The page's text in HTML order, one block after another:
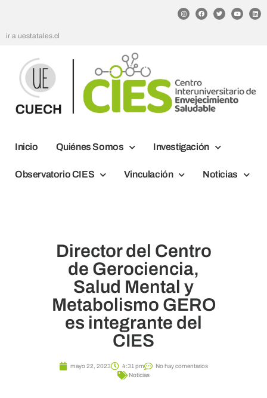
ir a uestatales.cl
Inicio Quiénes Somos Investigación
Observatorio CIES Vinculación Noticias
Director del Centro
de Gerociencia,
Salud Mental y
Metabolismo GERO
es integrante del
CIES
mayo 22, 2023 4:31 pm
No hay comentarios
Noticias